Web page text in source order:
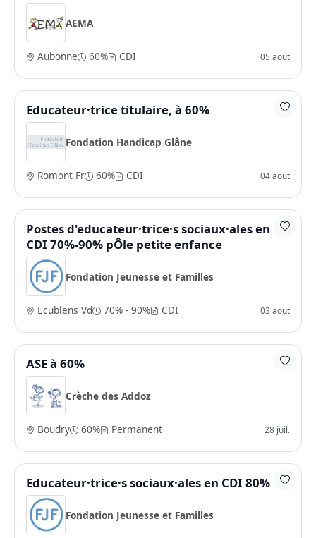
AEMA
Aubonne 60% CDI 05 aout
Educateur·trice titulaire, à 60%
Fondation Handicap Glâne
Romont Fr 60% CDI 04 aout
Postes d'educateur·trice·s sociaux·ales en
CDI 70%-90% pÔle petite enfance
Fondation Jeunesse et Familles
Ecublens Vd 70% - 90% CDI 03 aout
ASE à 60%
Crèche des Addoz
Boudry 60% Permanent 28 juil.
Educateur·trice·s sociaux·ales en CDI 80%
Fondation Jeunesse et Familles